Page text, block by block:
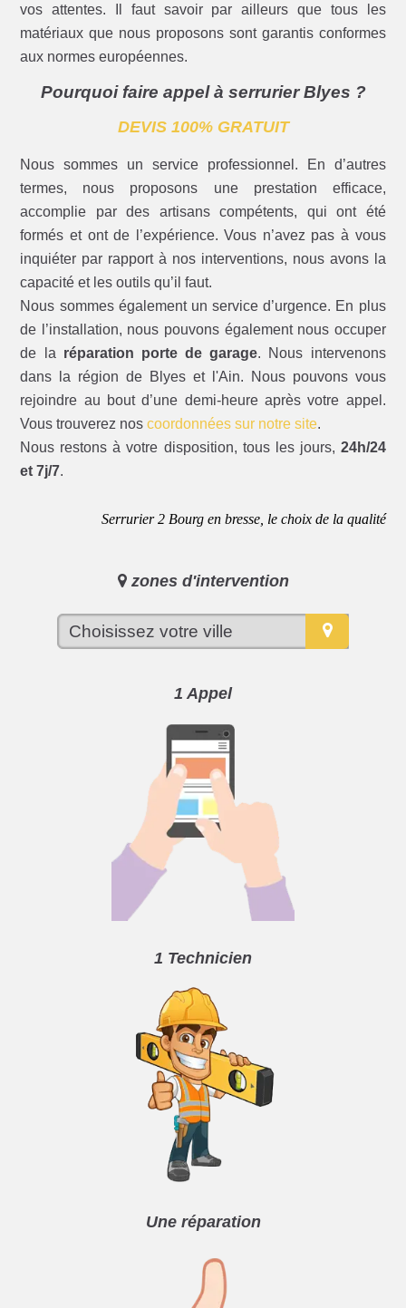
vos attentes. Il faut savoir par ailleurs que tous les
matériaux que nous proposons sont garantis conformes
aux normes européennes.
Pourquoi faire appel à serrurier Blyes ?
DEVIS 100% GRATUIT
Nous sommes un service professionnel. En d’autres
termes, nous proposons une prestation efficace,
accomplie par des artisans compétents, qui ont été
formés et ont de l’expérience. Vous n’avez pas à vous
inquiéter par rapport à nos interventions, nous avons la
capacité et les outils qu’il faut.
Nous sommes également un service d’urgence. En plus
de l’installation, nous pouvons également nous occuper
de la réparation porte de garage. Nous intervenons
dans la région de Blyes et l'Ain. Nous pouvons vous
rejoindre au bout d’une demi-heure après votre appel.
Vous trouverez noscoordonnées sur notre site.
Nous restons à votre disposition, tous les jours, 24h/24
et 7j/7.
Serrurier 2 Bourg en bresse, le choix de la qualité
zones d'intervention
1 Appel
1 Technicien
Une réparation